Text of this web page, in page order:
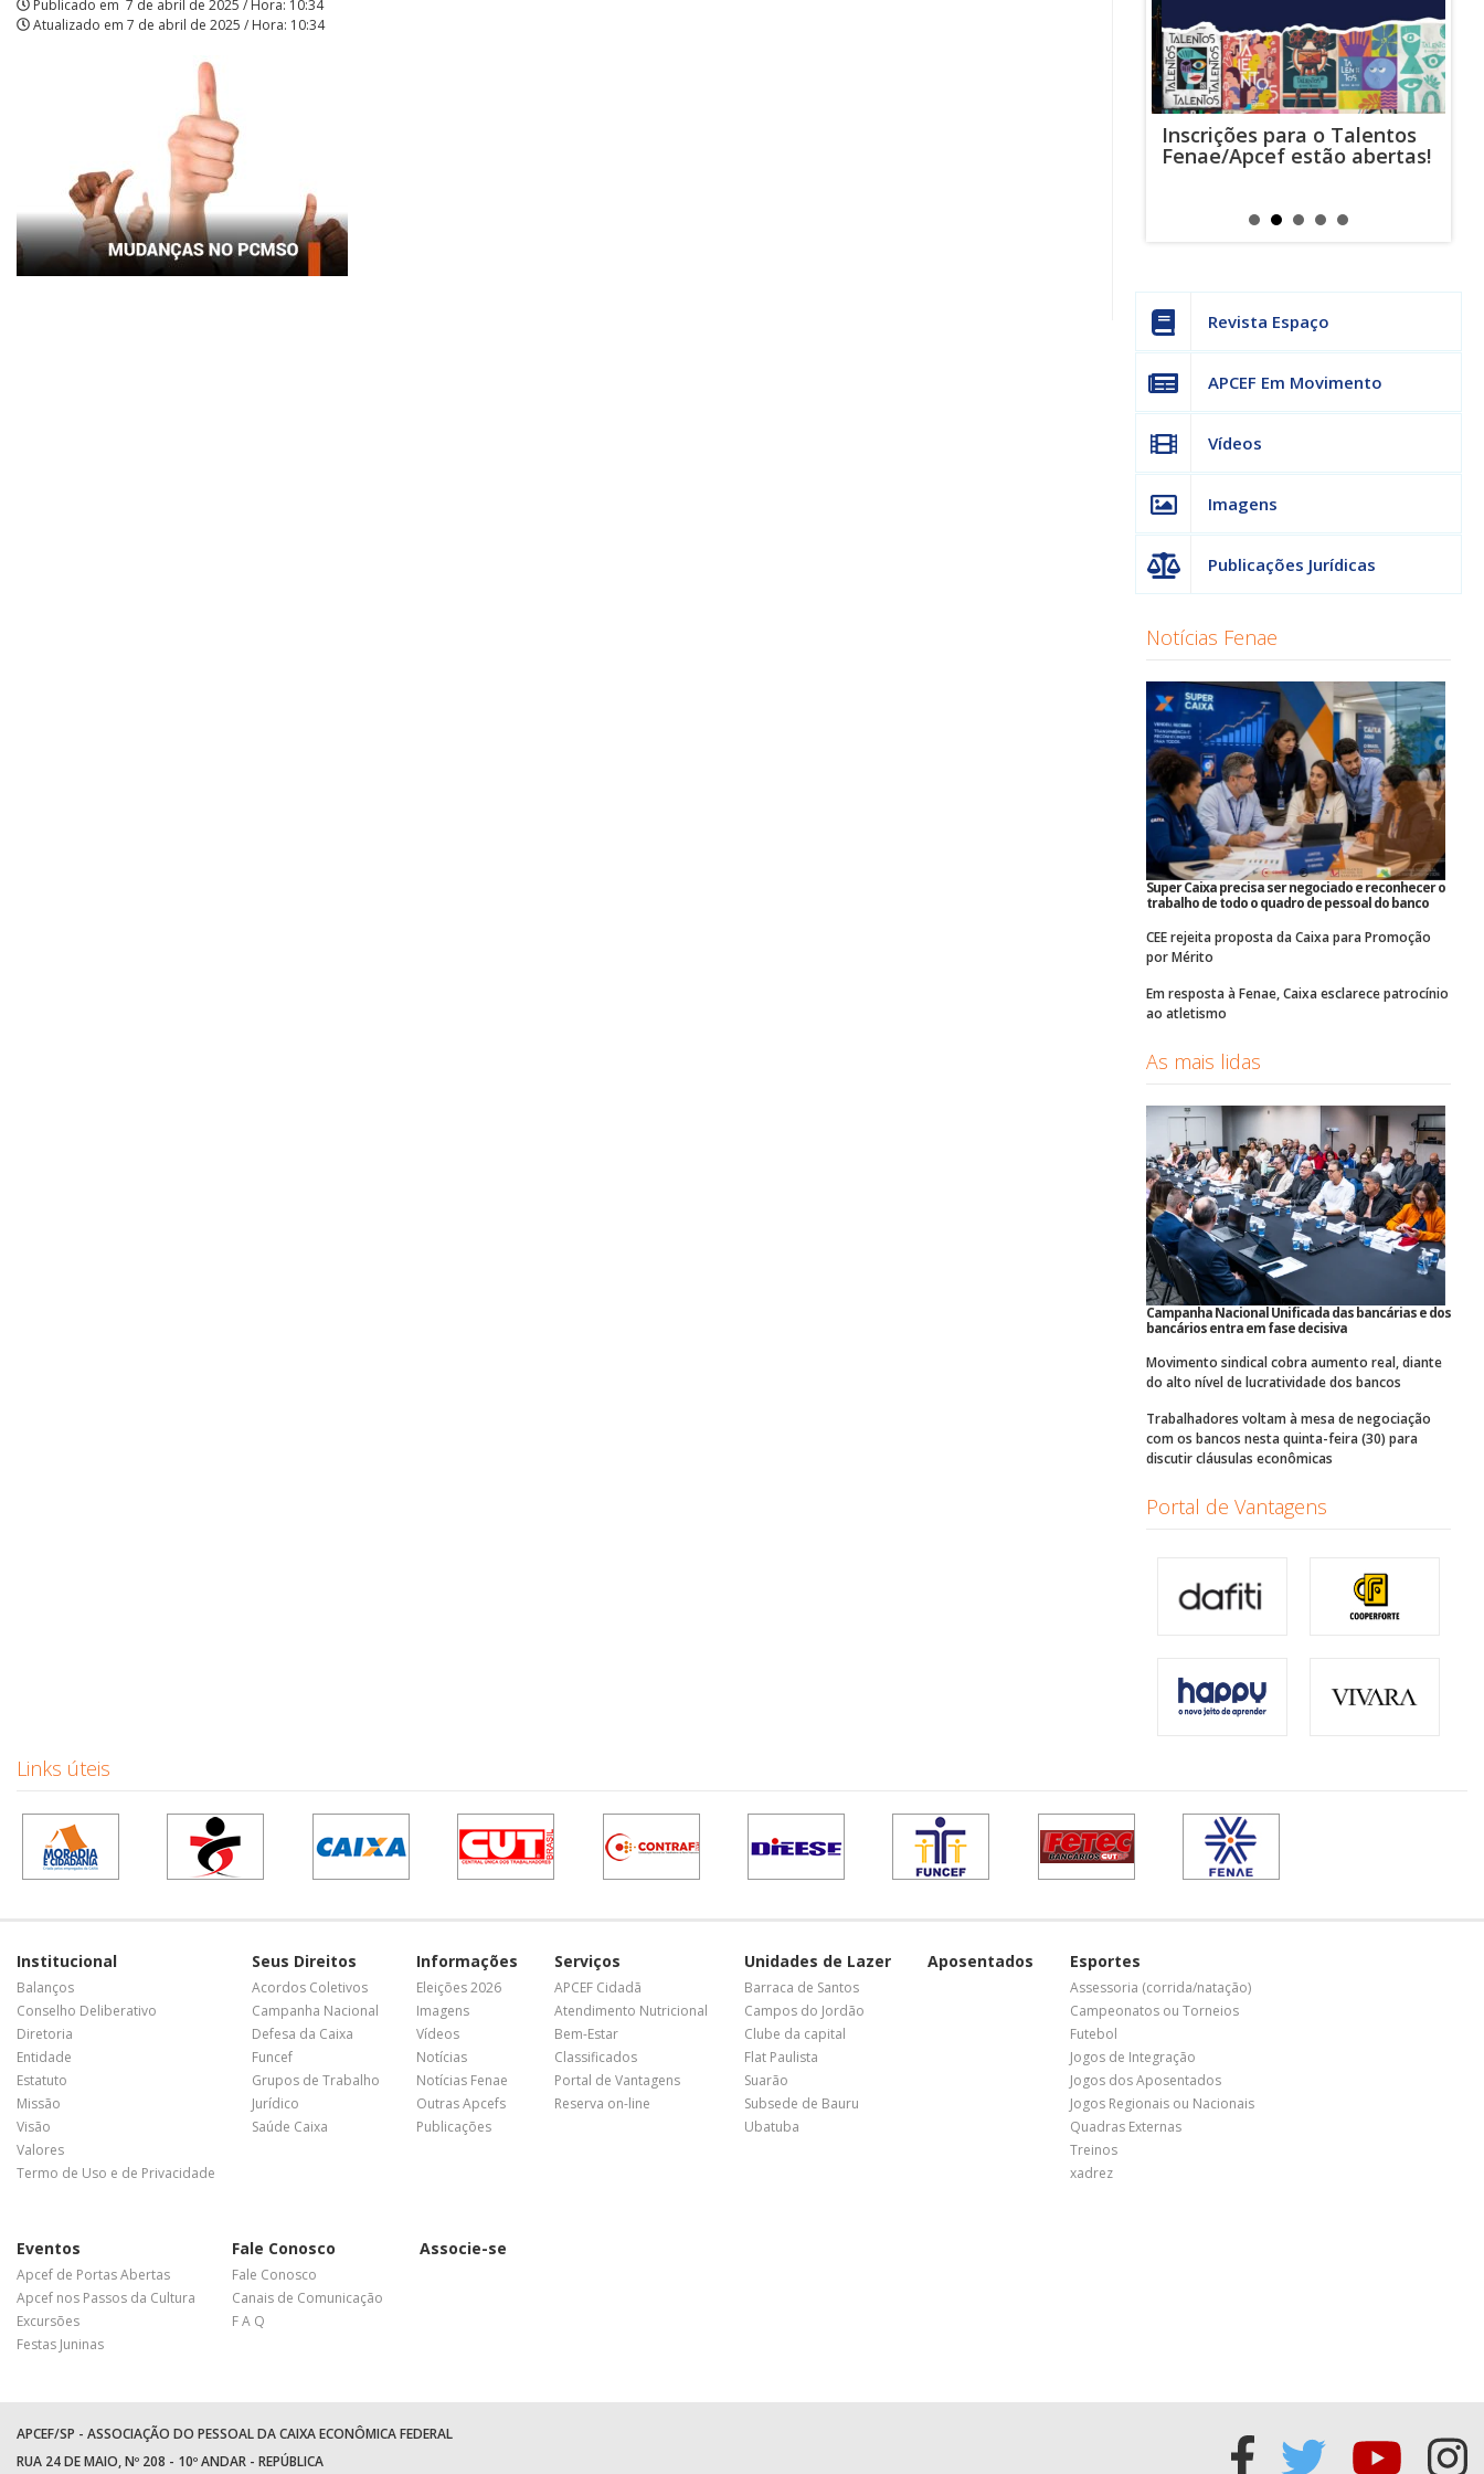
|
Publicado em 7 de abril de 2025 / Hora: 10:34
Atualizado em 7 de abril de 2025 / Hora: 10:34
Inscrições para o Talentos
Fenae/Apcef estão abertas!
Revista Espaço
APCEF Em Movimento
Vídeos
Imagens
Publicações Jurídicas
Notícias Fenae
Super Caixa precisa ser negociado e reconhecer o
trabalho de todo o quadro de pessoal do banco
CEE rejeita proposta da Caixa para Promoção
por Mérito
Em resposta à Fenae, Caixa esclarece patrocínio
ao atletismo
As mais lidas
Campanha Nacional Unificada das bancárias e dos
bancários entra em fase decisiva
Movimento sindical cobra aumento real, diante
do alto nível de lucratividade dos bancos
Trabalhadores voltam à mesa de negociação
com os bancos nesta quinta-feira (30) para
discutir cláusulas econômicas
Portal de Vantagens
Links úteis
Institucional
Balanços
Conselho Deliberativo
Diretoria
Entidade
Estatuto
Missão
Visão
Valores
Termo de Uso e de Privacidade
Seus Direitos
Acordos Coletivos
Campanha Nacional
Defesa da Caixa
Funcef
Grupos de Trabalho
Jurídico
Saúde Caixa
Informações
Eleições 2026
Imagens
Vídeos
Notícias
Notícias Fenae
Outras Apcefs
Publicações
Serviços
APCEF Cidadã
Atendimento Nutricional
Bem-Estar
Classificados
Portal de Vantagens
Reserva on-line
Unidades de Lazer
Barraca de Santos
Campos do Jordão
Clube da capital
Flat Paulista
Suarão
Subsede de Bauru
Ubatuba
Aposentados Esportes
Assessoria (corrida/natação)
Campeonatos ou Torneios
Futebol
Jogos de Integração
Jogos dos Aposentados
Jogos Regionais ou Nacionais
Quadras Externas
Treinos
xadrez
Eventos
Apcef de Portas Abertas
Apcef nos Passos da Cultura
Excursões
Festas Juninas
Fale Conosco
Fale Conosco
Canais de Comunicação
F A Q
Associe-se
APCEF/SP - ASSOCIAÇÃO DO PESSOAL DA CAIXA ECONÔMICA FEDERAL
RUA 24 DE MAIO, Nº 208 - 10º ANDAR - REPÚBLICA
Acessar
Acessar